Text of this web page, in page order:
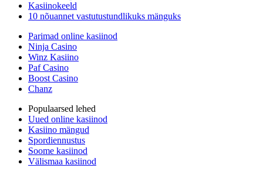
Kasiinokeeld
10 nõuannet vastutustundlikuks mänguks
Parimad online kasiinod
Ninja Casino
Winz Kasiino
Paf Casino
Boost Casino
Chanz
Populaarsed lehed
Uued online kasiinod
Kasiino mängud
Spordiennustus
Soome kasiinod
Välismaa kasiinod